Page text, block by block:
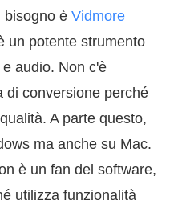
bisogno è Vidmore
un potente strumento
audio. Non c'è
di conversione perché
A parte questo,
ma anche su Mac.
è un fan del software,
utilizza funzionalità